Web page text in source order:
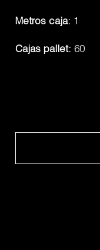
Metros caja: 1
Cajas pallet: 60